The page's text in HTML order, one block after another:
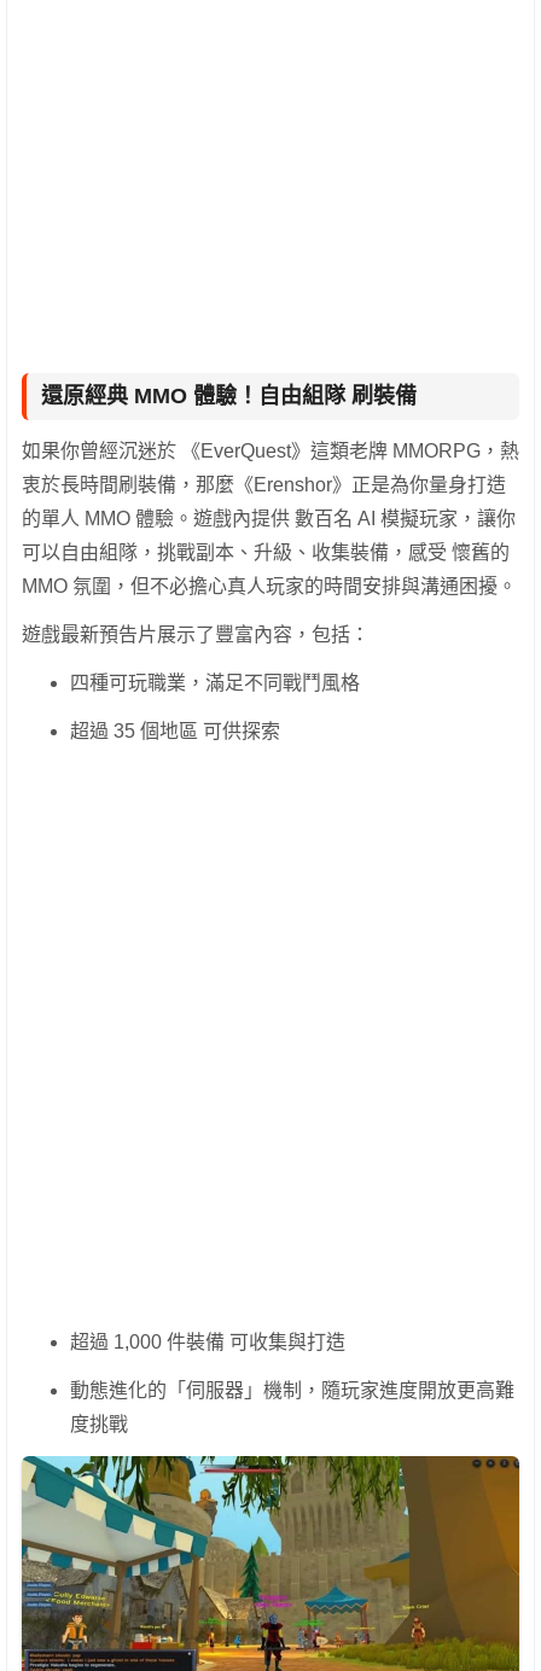
還原經典 MMO 體驗！自由組隊 刷裝備
如果你曾經沉迷於 《EverQuest》這類老牌 MMORPG，熱
衷於長時間刷裝備，那麼《Erenshor》正是為你量身打造
的單人 MMO 體驗。遊戲內提供 數百名 AI 模擬玩家，讓你
可以自由組隊，挑戰副本、升級、收集裝備，感受 懷舊的
MMO 氛圍，但不必擔心真人玩家的時間安排與溝通困擾。
遊戲最新預告片展示了豐富內容，包括：
四種可玩職業，滿足不同戰鬥風格
超過 35 個地區 可供探索
超過 1,000 件裝備 可收集與打造
動態進化的「伺服器」機制，隨玩家進度開放更高難
度挑戰